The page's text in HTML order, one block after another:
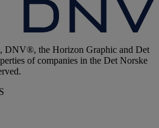
DNV®, the Horizon Graphic and Det
of companies in the Det Norske